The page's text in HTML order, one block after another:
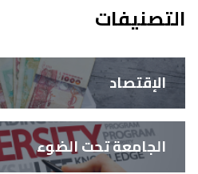
التصنيفات
الإقتصاد
الجامعة تحت الضوء